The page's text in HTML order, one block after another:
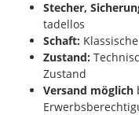
Stecher,
tadellos
Schaft:
Zustand:
Zustand
Versand möglich